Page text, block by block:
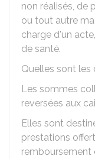
non réalisés, de
ou tout autre
charge d'un
de santé.
Quelles sont les
Les sommes
reversées aux
Elles sont
prestations
remboursement